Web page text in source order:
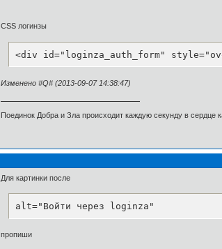
CSS логинзы
<div id="loginza_auth_form"
Изменено #Q# (2013-09-07 14:38:47)
Поединок Добра и Зла происходит каждую секунду в
Для картинки после
alt="Войти через loginza"
пропиши